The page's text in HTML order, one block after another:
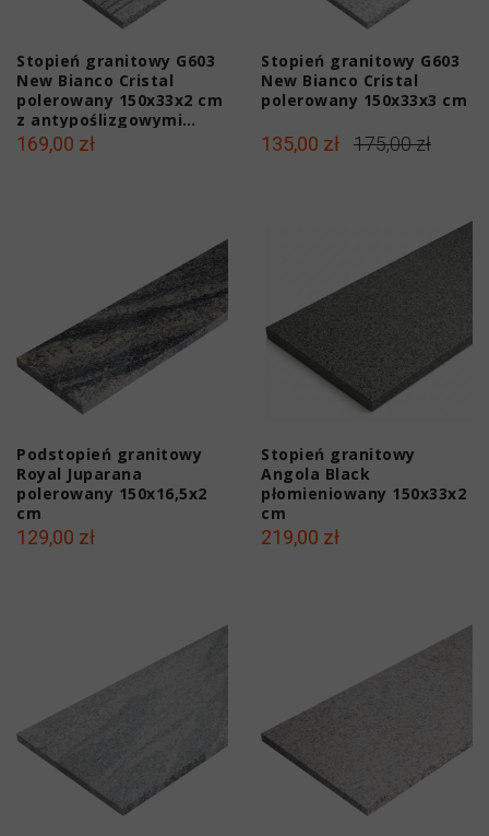
Stopień granitowy G603
New Bianco Cristal
polerowany 150x33x2 cm
z antypoślizgowymi
ryflami
169,00 zł
Stopień granitowy G603
New Bianco Cristal
polerowany 150x33x3 cm
135,00 zł 175,00 zł
Podstopień granitowy
Royal Juparana
polerowany 150x16,5x2
cm
129,00 zł
Stopień granitowy
Angola Black
płomieniowany 150x33x2
cm
219,00 zł